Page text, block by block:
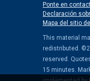
Ponte en
Declaración
Mapa del sitio
This material
redistributed.
reserved.
15 minutes.